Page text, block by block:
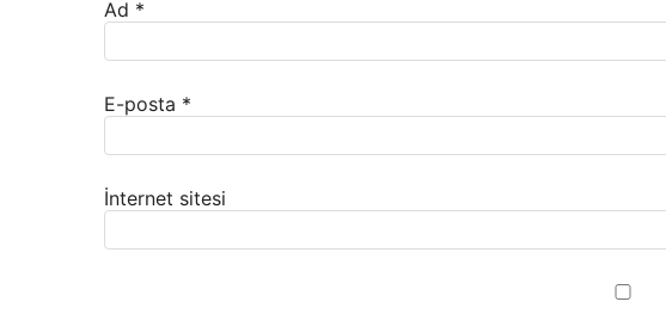
Ad *
E-posta *
İnternet sitesi